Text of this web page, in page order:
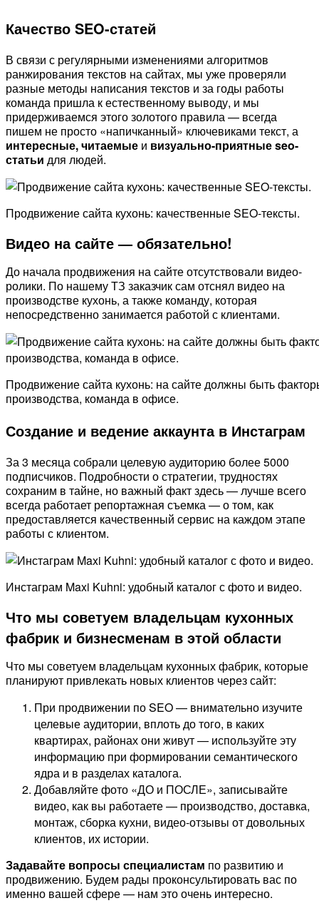
Качество SEO-статей
В связи с регулярными изменениями алгоритмов
ранжирования текстов на сайтах, мы уже проверяли
разные методы написания текстов и за годы работы
команда пришла к естественному выводу, и мы
придерживаемся этого золотого правила — всегда
пишем не просто «напичканный» ключевиками текст, а
интересные, читаемые и визуально-приятные seo-
статьи для людей.
Продвижение сайта кухонь: качественные SEO-тексты.
Видео на сайте — обязательно!
До начала продвижения на сайте отсутствовали видео-
ролики. По нашему ТЗ заказчик сам отснял видео на
производстве кухонь, а также команду, которая
непосредственно занимается работой с клиентами.
Продвижение сайта кухонь: на сайте должны быть
производства, команда в офисе.
Создание и ведение аккаунта в Инстаграм
За 3 месяца собрали целевую аудиторию более 5000
подписчиков. Подробности о стратегии, трудностях
сохраним в тайне, но важный факт здесь — лучше всего
всегда работает репортажная съемка — о том, как
предоставляется качественный сервис на каждом этапе
работы с клиентом.
Инстаграм Maxi Kuhni: удобный каталог с фото и видео.
Что мы советуем владельцам кухонных
фабрик и бизнесменам в этой области
Что мы советуем владельцам кухонных фабрик, которые
планируют привлекать новых клиентов через сайт:
При продвижении по SEO — внимательно изучите
целевые аудитории, вплоть до того, в каких
квартирах, районах они живут — используйте эту
информацию при формировании семантического
ядра и в разделах каталога.
Добавляйте фото «ДО и ПОСЛЕ», записывайте
видео, как вы работаете — производство, доставка,
монтаж, сборка кухни, видео-отзывы от довольных
клиентов, их истории.
Задавайте вопросы специалистам по развитию и
продвижению. Будем рады проконсультировать вас по
именно вашей сфере — нам это очень интересно.